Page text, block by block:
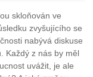
skloňován ve
zvyšujícího se
nabývá diskuse
Každý z nás by měl
uvážit, je ale